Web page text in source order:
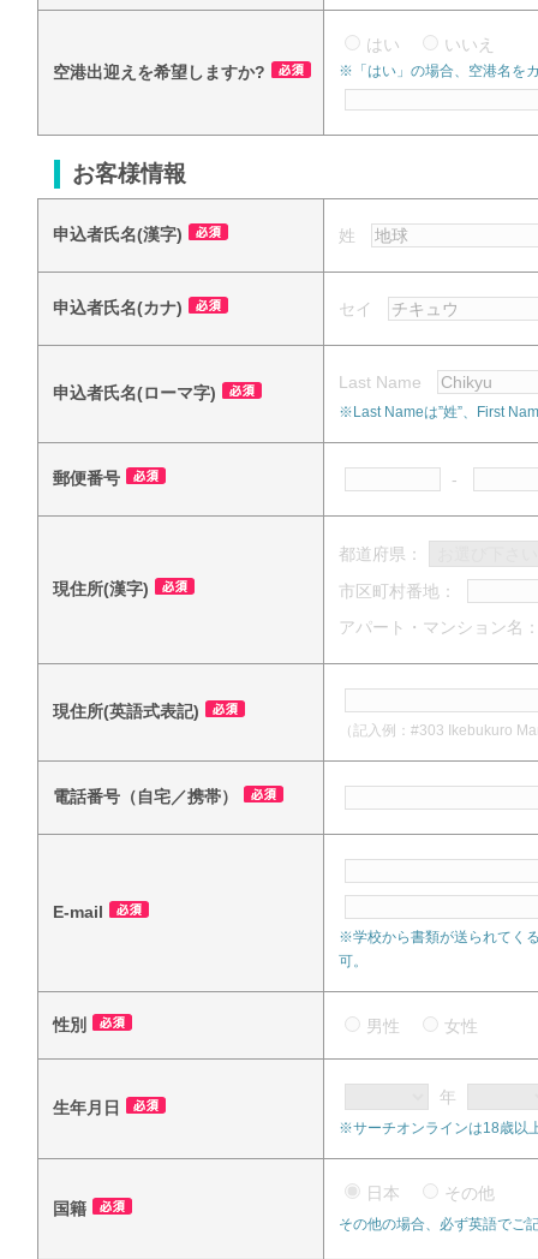
空港出迎えを希望しますか?
はい いいえ
※「はい」の場合、空港名を
お客様情報
申込者氏名(漢字) 姓
申込者氏名(カナ) セイ
申込者氏名(ローマ字)
Last Name
※Last Nameは”姓”、First
郵便番号 -
現住所(漢字)
都道府県：
市区町村番地：
アパート・マンション名
現住所(英語式表記)
（記入例：#303 Ikebukuro
電話番号（自宅／携帯）
E-mail
※学校から書類が送られてく
可。
性別 男性 女性
生年月日
年
※サーチオンラインは18歳以
国籍
日本 その他
その他の場合、必ず英語でご